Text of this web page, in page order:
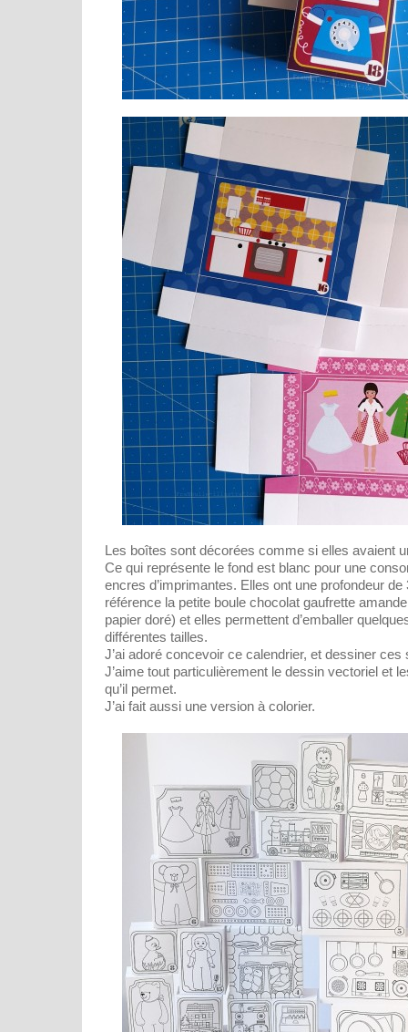
Les boîtes sont décorées comme si elles avaient
Ce qui représente le fond est blanc pour une
encres d’imprimantes. Elles ont une profondeur de
référence la petite boule chocolat gaufrette
papier doré) et elles permettent d’emballer
différentes tailles.
J’ai adoré concevoir ce calendrier, et dessiner ces
J’aime tout particulièrement le dessin vectoriel et
qu’il permet.
J’ai fait aussi une version à colorier.